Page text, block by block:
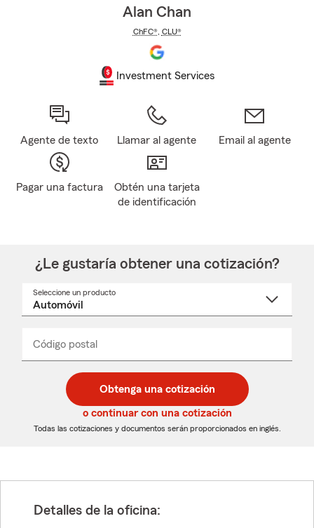
Alan Chan
ChFC®, CLU®
Investment Services
Agente de texto Llamar al agente Email al agente
Pagar una factura
Obtén una tarjeta
de identificación
¿Le gustaría obtener una cotización?
Seleccione un producto
desplegable
Código postal
de
5
dígitos
de
5
dígitos
_____
Obtenga una cotización
o continuar con una cotización
Todas las cotizaciones y documentos serán proporcionados en inglés.
Detalles de la oficina: